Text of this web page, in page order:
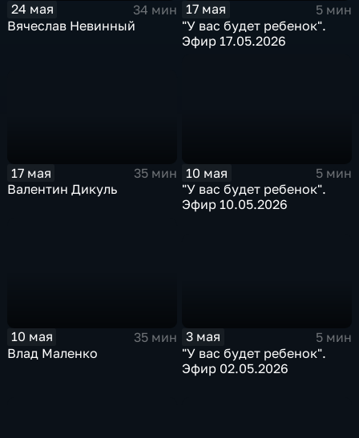
24 мая
34 мин
Вячеслав Невинный
17 мая
5 мин
"У вас будет ребенок".
Эфир 17.05.2026
17 мая
35 мин
Валентин Дикуль
10 мая
5 мин
"У вас будет ребенок".
Эфир 10.05.2026
10 мая
35 мин
Влад Маленко
3 мая
5 мин
"У вас будет ребенок".
Эфир 02.05.2026